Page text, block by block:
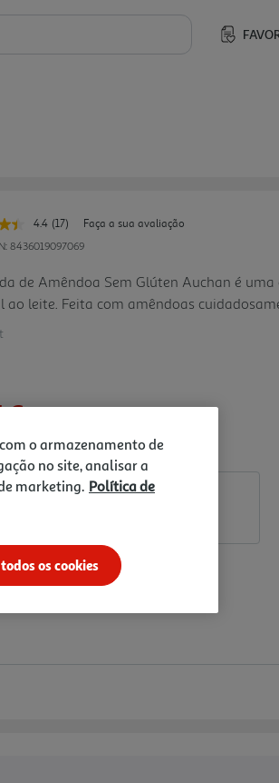
4.4 Leu
17
Link
para
a
(17)
Faça a sua avaliação
8436019097069
de Amêndoa Sem Glúten Auchan é
ao leite. Feita com amêndoas
saborosa, ideal para quem segue uma
€
preparação
o armazenamento de
no site, analisar a
marketing. Política de
os cookies